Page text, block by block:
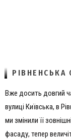
РІВНЕНСЬКА
Вже досить довгий
вулиці Київська, в
ми змінили її
фасаду, тепер